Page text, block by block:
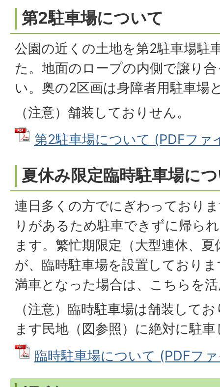
第2駐車場について
公園の近くの土地を第2駐車場駐
た。地面のロープの内側で譲り
い。奥の2区画は身障者用駐車場
（注意）舗装しておりせん。
第2駐車場について (PDFファ
夏休み限定臨時駐車場に
連日多くの方でにぎわっており
りがあるため駐車できずに帰ら
ます。繁忙期限定（大型連休、
が、臨時駐車場を設置しており
満車となった場合は、こちらを
（注意）臨時駐車場は舗装して
ます民地（図参照）に絶対に駐
臨時駐車場について (PDFフ